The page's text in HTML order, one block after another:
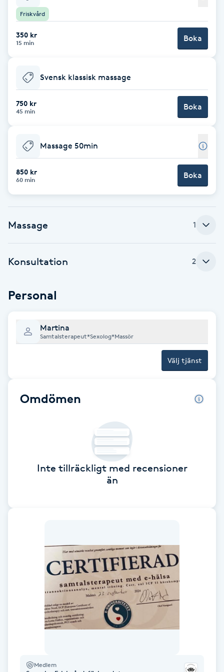
Babylights
Balayage
Bambumassage
Barber
Barnklippning
BIAB
Brynformning
Brynplockning
Bröllopsuppsättning
Coachning
Diamantslipning
Extensions
Eyeliner-tatuering
Friskvård
350 kr
15 min Boka
Svensk klassisk massage
750 kr
45 min Boka
Massage 50min
850 kr
60 min Boka
Massage 1
Konsultation 2
Personal
Martina
Samtalsterapeut*Sexolog*Massör
Välj tjänst
Omdömen
Inte tillräckligt med recensioner
än
Medlem